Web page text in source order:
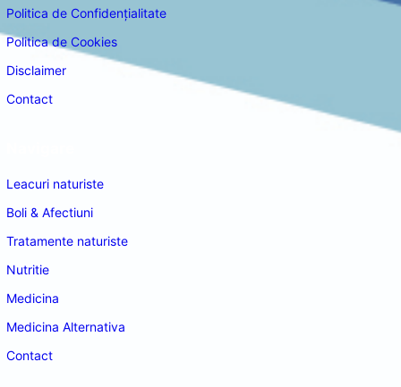
Politica de Confidențialitate
Politica de Cookies
Disclaimer
Contact
Leacuri naturiste
Boli & Afectiuni
Tratamente naturiste
Nutritie
Medicina
Medicina Alternativa
Contact